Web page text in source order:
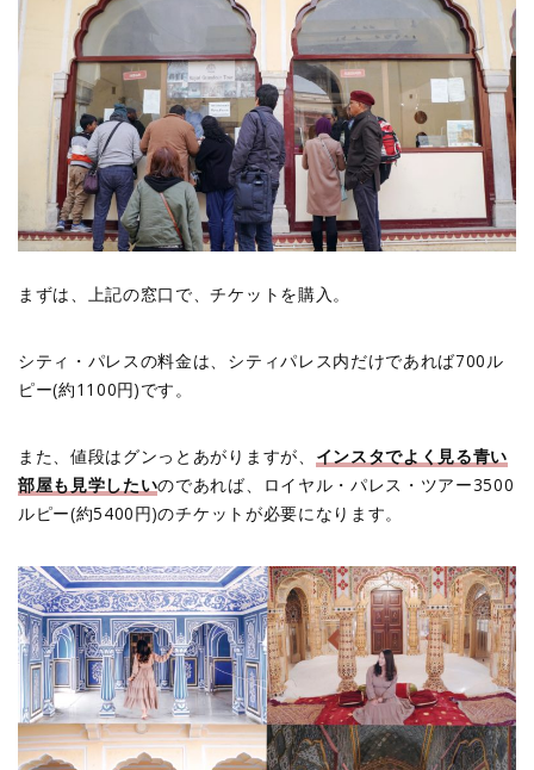
まずは、上記の窓口で、チケットを購入。
シティ・パレスの料金は、シティパレス内だけであれば700ル
ピー(約1100円)です。
また、値段はグンっとあがりますが、 インスタでよく見る青い
部屋も見学したいのであれば、ロイヤル・パレス・ツアー3500
ルピー(約5400円)のチケットが必要になります。